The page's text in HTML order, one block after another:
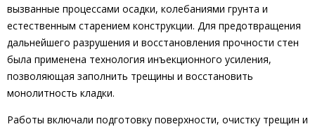
вызванные процессами осадки, колебаниями грунта и
естественным старением конструкции. Для предотвращения
дальнейшего разрушения и восстановления прочности стен
была применена технология инъекционного усиления,
позволяющая заполнить трещины и восстановить
монолитность кладки.
Работы включали подготовку поверхности, очистку трещин и